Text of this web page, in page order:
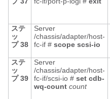
ステ
ッ
プ 38
Server
/chassis/adapter/host-
fc-if # scope scsi-io
ステ
ッ
プ 39
Server
/chassis/adapter/host-
fc-if/scsi-io # set cdb-
wq-count count